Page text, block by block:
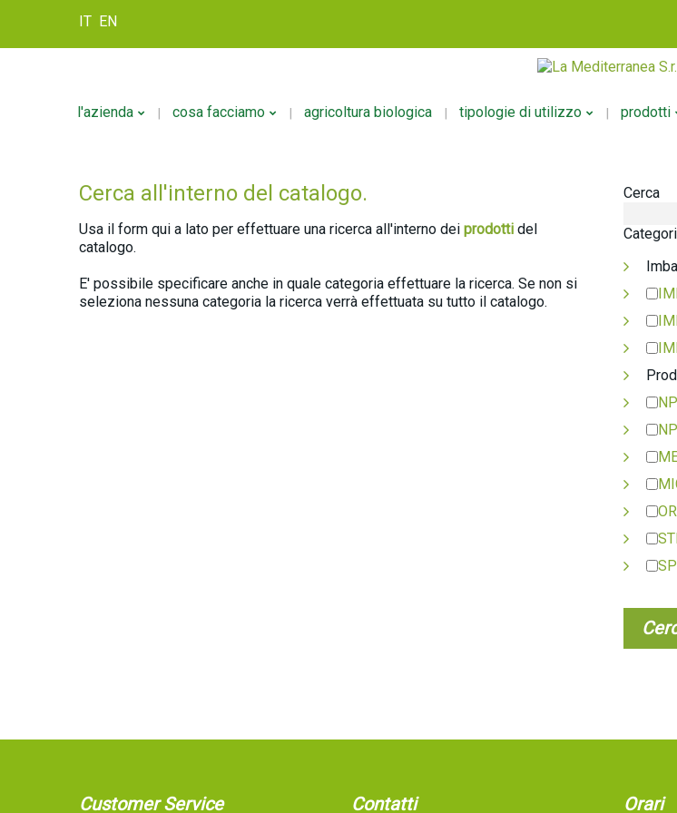
IT EN
l'azienda
Storia
Politica Della Qualità
cosa facciamo
Formulazione
Personalizzazione
agricoltura biologica tipologie di utilizzo
Fogliare
prodotti
Cerca all'interno del catalogo.
Usa il form qui a lato per effettuare una ricerca all'interno dei prodotti del
catalogo.
E' possibile specificare anche in quale categoria effettuare la ricerca. Se non si
seleziona nessuna categoria la ricerca verrà effettuata su tutto il catalogo.
Cerca
Customer Service Contatti Orari